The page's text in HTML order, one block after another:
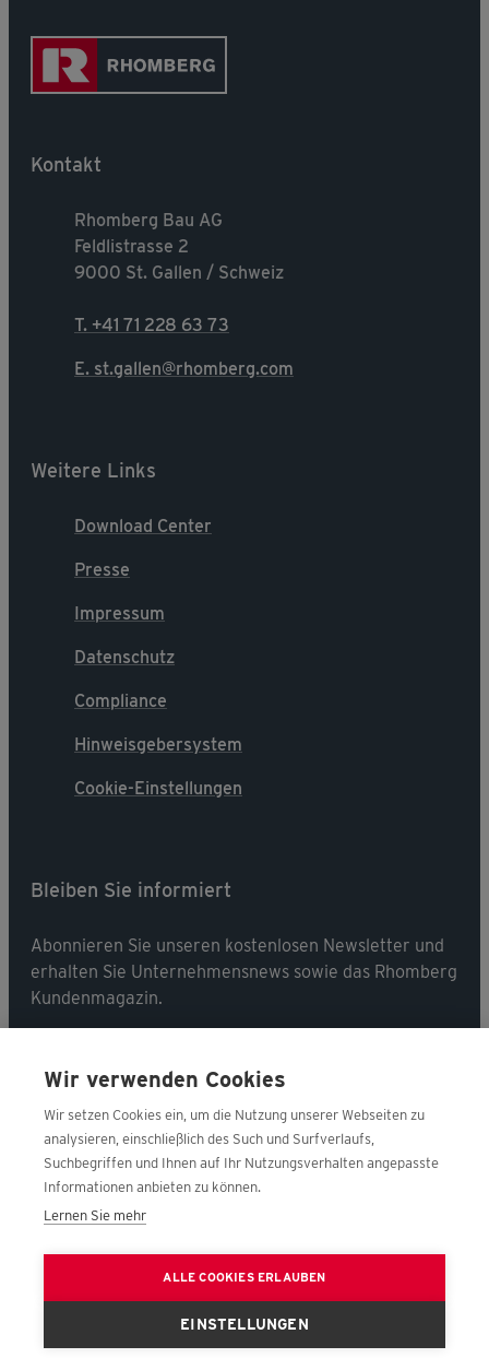
Jetzt kontaktieren
Kontakt
Rhomberg Bau AG
Feldlistrasse 2
9000 St. Gallen / Schweiz
T. +41 71 228 63 73
E. st.gallen@rhomberg.com
Weitere Links
Download Center
Presse
Impressum
Datenschutz
Compliance
Hinweisgebersystem
Cookie-Einstellungen
Bleiben Sie informiert
Abonnieren Sie unseren kostenlosen Newsletter und
erhalten Sie Unternehmensnews sowie das Rhomberg
Kundenmagazin.
Jetzt abonnieren
Folgen Sie uns
Wir verwenden Cookies
Wir setzen Cookies ein, um die Nutzung unserer Webseiten zu
analysieren, einschließlich des Such und Surfverlaufs,
Suchbegriffen und Ihnen auf Ihr Nutzungsverhalten angepasste
Informationen anbieten zu können.
Lernen Sie mehr
ALLE COOKIES ERLAUBEN
EINSTELLUNGEN